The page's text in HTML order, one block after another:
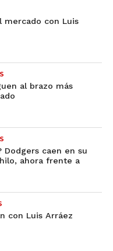
mercado con Luis
al brazo más
Dodgers caen en su
ahora frente a
con Luis Arráez